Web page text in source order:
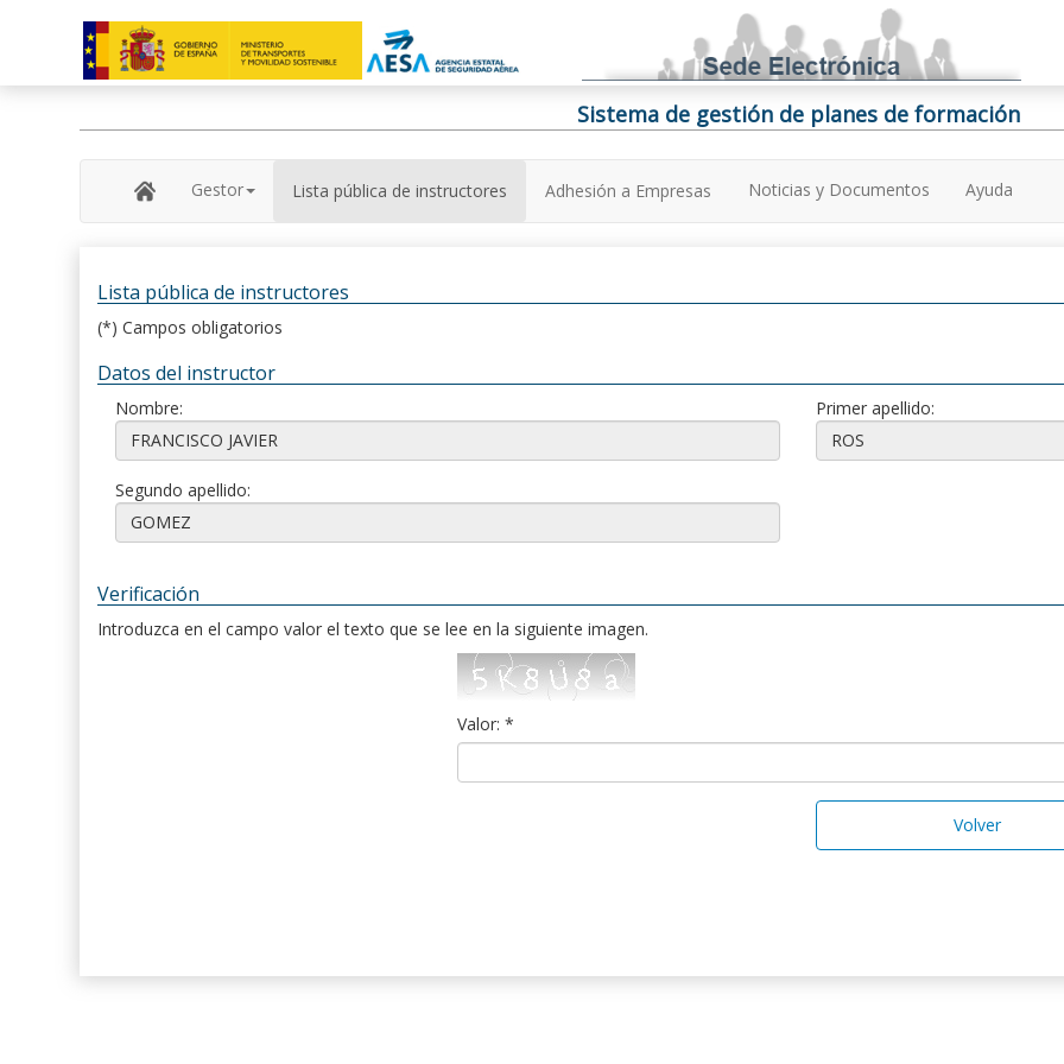
Sistema de gestión de planes de formación
Gestor Lista pública de instructores Adhesión a Empresas Noticias y Documentos Ayuda
Lista pública de instructores
(*) Campos obligatorios
Datos del instructor
Nombre: Primer apellido:
Segundo apellido:
Verificación
Introduzca en el campo valor el texto que se lee en la siguiente imagen.
Valor: *
Volver